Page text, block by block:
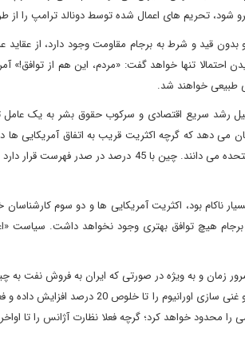
شود، تحریم های اعمال شده توسط دونالد ترامپ را از
قید و شرط به برجام مقاومت وجود دارد، از عقاید
احتمالا تنها خواهد گفت: «مردم، این هم از توافق!»
طبیعی خواهند شد.
رشد سریع اقتصادی و سرکوب حقوق بشر به یک
می دهد که گرچه اکثریت قریب به اتفاق آمریکایی ها
ناکام بود، اکثریت آمریکایی ها و دو سوم کارشناسان
هیچ توافق بهتری وجود نخواهد داشت. سیاست
زمان و به ویژه در صورتی که ایران به فروش نفت به
می کنند. در این فاصله، ایران هم اهرم فشار مختص خود را ایجاد
را محدود خواهد کرد؛ گرچه فعلا نظارت آژانس را تا